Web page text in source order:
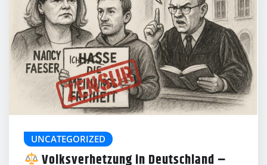
UNCATEGORIZED
Volksverhetzung in Deutschland –